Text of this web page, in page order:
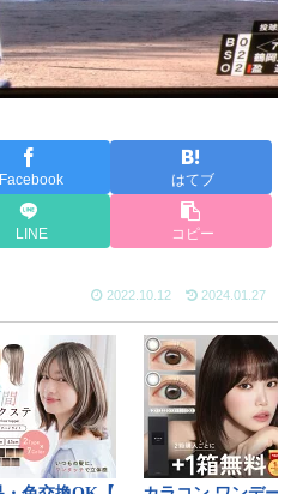
Facebook はてブ
LINE コピー
2022.10.12 2024.01.27